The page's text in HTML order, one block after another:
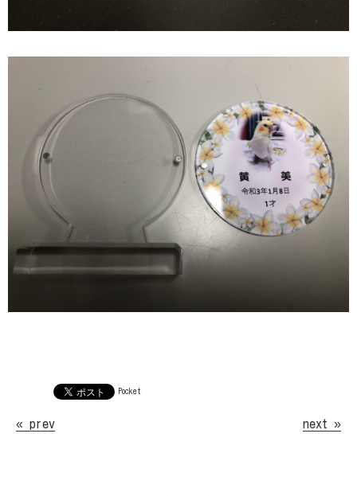
秦野ペットセレモニーとは
納骨について
思い出をカタチに
お知らせ
お問い合わせ
Pocket
« prev next »